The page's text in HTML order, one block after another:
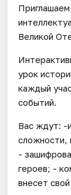
Великой
урок
каждый
событий.
Вас ждут: -
сложности,
-
героев; -
внесет